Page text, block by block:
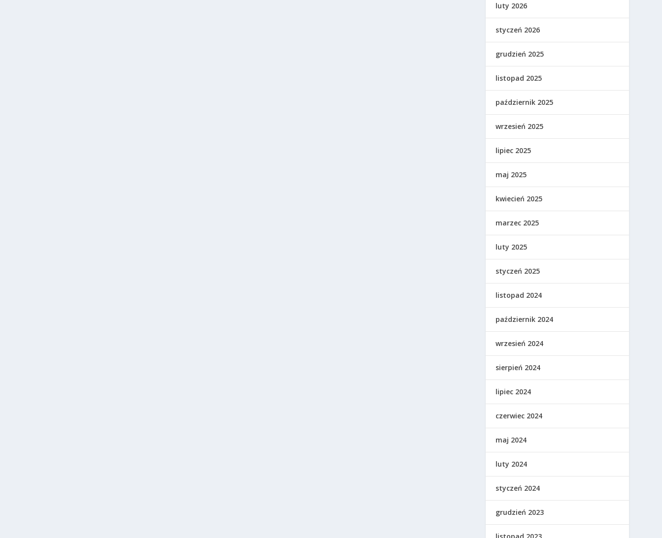
luty 2026
styczeń 2026
grudzień 2025
listopad 2025
październik 2025
wrzesień 2025
lipiec 2025
maj 2025
kwiecień 2025
marzec 2025
luty 2025
styczeń 2025
listopad 2024
październik 2024
wrzesień 2024
sierpień 2024
lipiec 2024
czerwiec 2024
maj 2024
luty 2024
styczeń 2024
grudzień 2023
listopad 2023